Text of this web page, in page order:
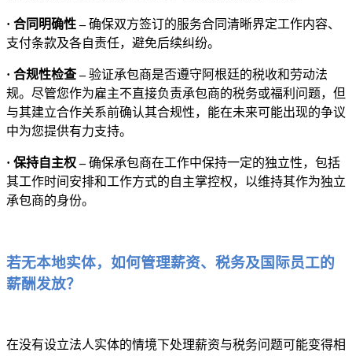
· 合同明确性 –确保双方签订的服务合同清晰界定工作内容、
支付条款及各自责任，避免后续纠纷。
· 合规性检查 –验证承包商是否遵守阿根廷的税收和劳动法
规。尽管您作为雇主不直接负责承包商的税务或福利问题，但
与其建立合作关系前确认其合规性，能在未来可能出现的争议
中为您提供有力支持。
· 保持自主权 –确保承包商在工作中保持一定的独立性，包括
其工作时间安排和工作方式的自主掌控权，以维持其作为独立
承包商的身份。
若无本地实体，如何管理薪资、税务及国际员工的
薪酬发放？
在没有设立法人实体的情境下处理薪资与税务问题可能变得相